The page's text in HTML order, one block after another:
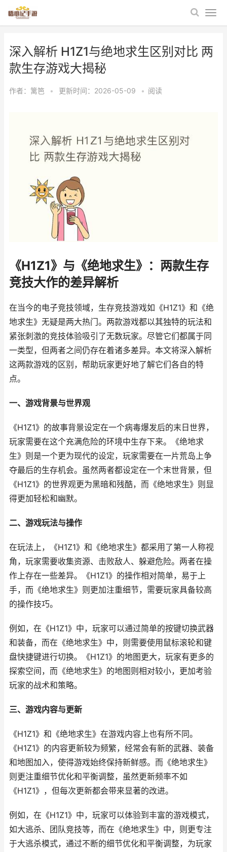
深入解析 H1Z1与绝地求生区别对比 两
款生存游戏大揭秘
作者： 篱笆 • 更新时间：2026-05-09 • 阅读
《H1Z1》与《绝地求生》：两款生存
竞技大作的差异解析
在当今的电子竞技领域，生存竞技游戏如《H1Z1》和《绝
地求生》无疑是两大热门。两款游戏都以其独特的玩法和
紧张刺激的竞技体验吸引了无数玩家。尽管它们都属于同
一类型，但两者之间仍存在着诸多差异。本文将深入解析
这两款游戏的区别，帮助玩家更好地了解它们各自的特
点。
一、游戏背景与世界观
《H1Z1》的故事背景设定在一个病毒爆发后的末日世界，
玩家需要在这个充满危险的环境中生存下来。《绝地求
生》则是一个更为现代的设定，玩家需要在一片荒岛上争
夺最后的生存机会。虽然两者都设定在一个末世背景，但
《H1Z1》的世界观更为黑暗和残酷，而《绝地求生》则显
得更加轻松和幽默。
二、游戏玩法与操作
在玩法上，《H1Z1》和《绝地求生》都采用了第一人称视
角，玩家需要收集资源、击败敌人、躲避危险。两者在操
作上存在一些差异。《H1Z1》的操作相对简单，易于上
手，而《绝地求生》则更加注重细节，需要玩家具备较高
的操作技巧。
例如，在《H1Z1》中，玩家可以通过简单的按键切换武器
和装备，而在《绝地求生》中，则需要使用鼠标滚轮和键
盘快捷键进行切换。《H1Z1》的地图更大，玩家有更多的
探索空间，而《绝地求生》的地图则相对较小，更加考验
玩家的战术和策略。
三、游戏内容与更新
《H1Z1》和《绝地求生》在游戏内容上也有所不同。
《H1Z1》的内容更新较为频繁，经常会有新的武器、装备
和地图加入，使得游戏始终保持新鲜感。而《绝地求生》
则更注重细节优化和平衡调整，虽然更新频率不如
《H1Z1》，但每次更新都会带来显著的改进。
例如，在《H1Z1》中，玩家可以体验到丰富的游戏模式，
如大逃杀、团队竞技等，而在《绝地求生》中，则更专注
于大逃杀模式，通过不断的细节优化和平衡调整，为玩家